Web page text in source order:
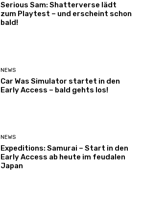
Serious Sam: Shatterverse lädt
zum Playtest – und erscheint schon
bald!
NEWS
Car Was Simulator startet in den
Early Access – bald gehts los!
NEWS
Expeditions: Samurai – Start in den
Early Access ab heute im feudalen
Japan